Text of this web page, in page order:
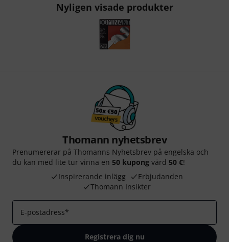
Nyligen visade produkter
Thomann nyhetsbrev
Prenumererar på Thomanns Nyhetsbrev på engelska och
du kan med lite tur vinna en 50 kupong värd 50 €!
Inspirerande inlägg
Erbjudanden
Thomann Insikter
E-postadress*
Registrera dig nu